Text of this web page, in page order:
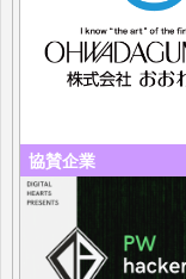
協賛企業